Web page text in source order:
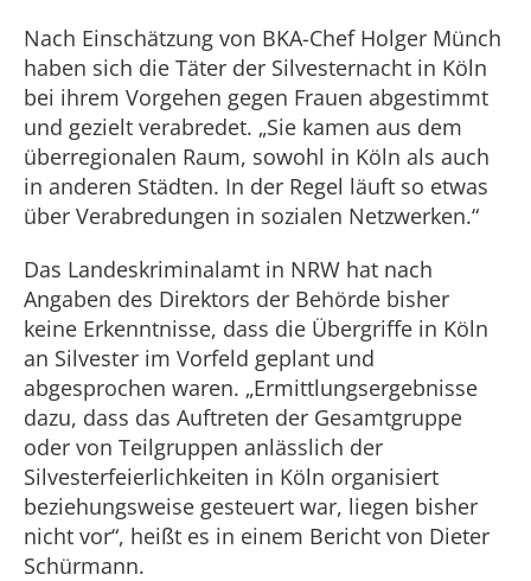
Nach Einschätzung von BKA-Chef Holger Münch
haben sich die Täter der Silvesternacht in Köln
bei ihrem Vorgehen gegen Frauen abgestimmt
und gezielt verabredet. „Sie kamen aus dem
überregionalen Raum, sowohl in Köln als auch
in anderen Städten. In der Regel läuft so etwas
über Verabredungen in sozialen Netzwerken.“
Das Landeskriminalamt in NRW hat nach
Angaben des Direktors der Behörde bisher
keine Erkenntnisse, dass die Übergriffe in Köln
an Silvester im Vorfeld geplant und
abgesprochen waren. „Ermittlungsergebnisse
dazu, dass das Auftreten der Gesamtgruppe
oder von Teilgruppen anlässlich der
Silvesterfeierlichkeiten in Köln organisiert
beziehungsweise gesteuert war, liegen bisher
nicht vor“, heißt es in einem Bericht von Dieter
Schürmann.